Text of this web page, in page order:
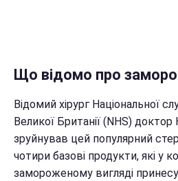
Що відомо про
Відомий хірург Національної
Великої Британії (NHS)
зруйнував цей популярний
чотири базові продукти, які у
замороженому вигляді